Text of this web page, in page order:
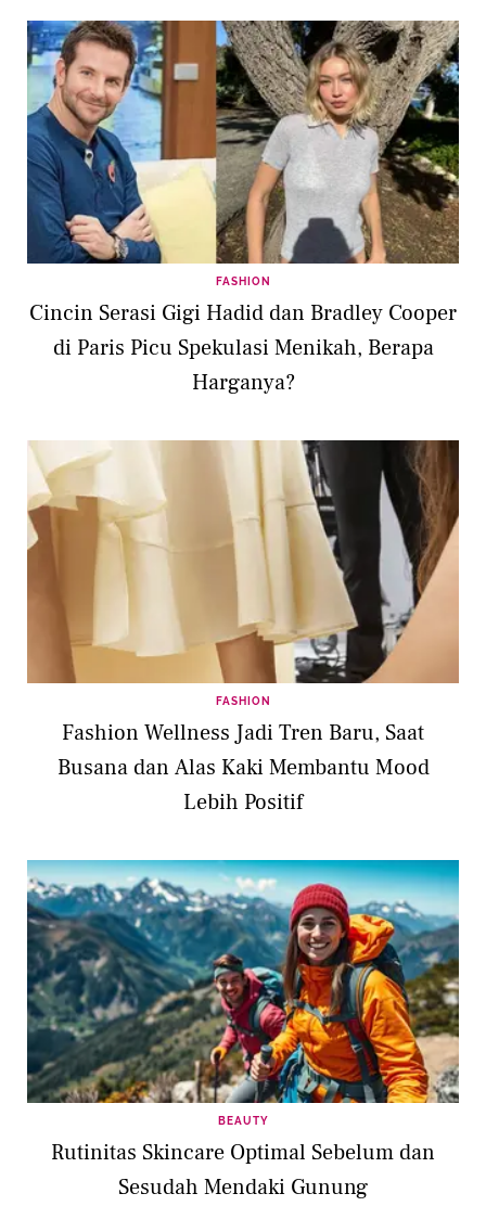
FASHION
Cincin Serasi Gigi Hadid dan Bradley Cooper
di Paris Picu Spekulasi Menikah, Berapa
Harganya?
FASHION
Fashion Wellness Jadi Tren Baru, Saat
Busana dan Alas Kaki Membantu Mood
Lebih Positif
BEAUTY
Rutinitas Skincare Optimal Sebelum dan
Sesudah Mendaki Gunung